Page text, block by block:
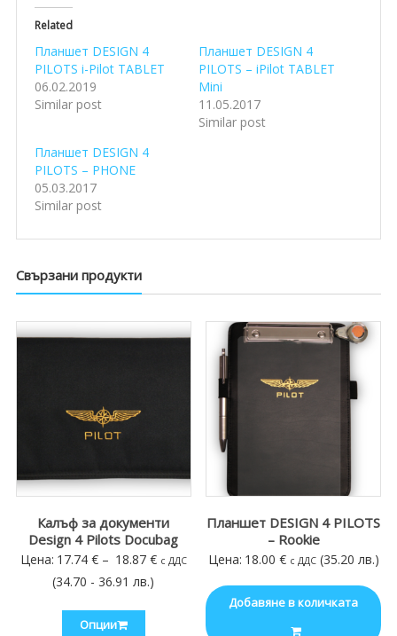
Related
Планшет DESIGN 4
PILOTS i-Pilot TABLET
06.02.2019
Similar post
Планшет DESIGN 4
PILOTS – iPilot TABLET
Mini
11.05.2017
Similar post
Планшет DESIGN 4
PILOTS – PHONE
05.03.2017
Similar post
Свързани продукти
Калъф за документи
Design 4 Pilots Docubag
Цена: 17.74 € – 18.87 €Price
с ДДС
(34.70 - 36.91 лв.)
Опции
Планшет DESIGN 4 PILOTS
– Rookie
Цена: 18.00 € с ДДС (35.20 лв.)
Добавяне в количката